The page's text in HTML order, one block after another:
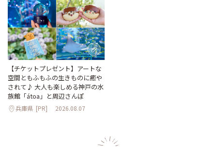
【チケットプレゼント】アートな
空間ともふもふの生きものに癒や
されて♪ 大人も楽しめる神戸の水
族館「átoa」と周辺さんぽ
兵庫県 [PR] 2026.08.07